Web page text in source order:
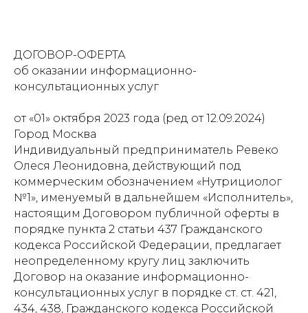
ДОГОВОР-ОФЕРТА
об оказании информационно-
консультационных услуг
от «01» октября 2023 года (ред от 12.09.2024)
Город Москва
Индивидуальный предприниматель Ревеко
Олеся Леонидовна, действующий под
коммерческим обозначением «Нутрициолог
№1», именуемый в дальнейшем «Исполнитель»,
настоящим Договором публичной оферты в
порядке пункта 2 статьи 437 Гражданского
кодекса Российской Федерации, предлагает
неопределенному кругу лиц заключить
Договор на оказание информационно-
консультационных услуг в порядке ст. ст. 421,
434, 438, Гражданского кодекса Российской